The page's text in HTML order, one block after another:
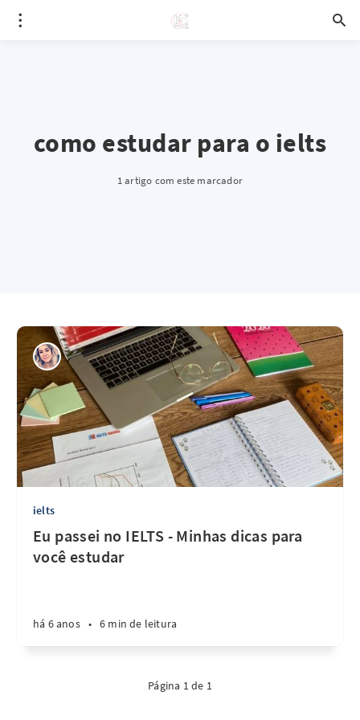
como estudar para o ielts
1 artigo com este marcador
ielts
Eu passei no IELTS - Minhas dicas para
você estudar
há 6 anos • 6 min de leitura
Página 1 de 1